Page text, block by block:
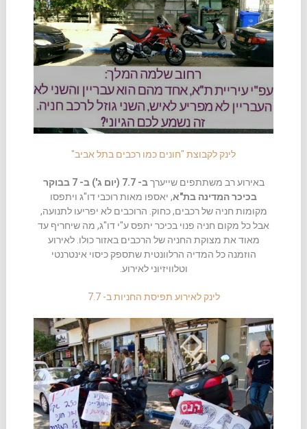
לינק לקבוצת "חונים כמו רכבים בתל אביב"
באירוע רב משתתפים שייערך
ב- 7.7 (יום ג') ב- 7 בבוקר
בכיכר המדינה בת"א, יאספו מאות רוכבי דו"ג ויתפסו
מקומות חניה של רכבים, כחוק. הרוכבים לא יפריעו לתנועה,
אבל כל מקום חניה פנוי בכיכר יתפס ע"י דו"ג, מה שיחריף עד
מאוד את מצוקת החניה של הרכבים באזור כולו. לאירוע
הוזמנה כל המדיה הרלוונטית שתספק כיסוי אינטרנטי
וטלוויזיוני לאירוע.
לינק לאירוע תפיסת החניות ב- 7.7